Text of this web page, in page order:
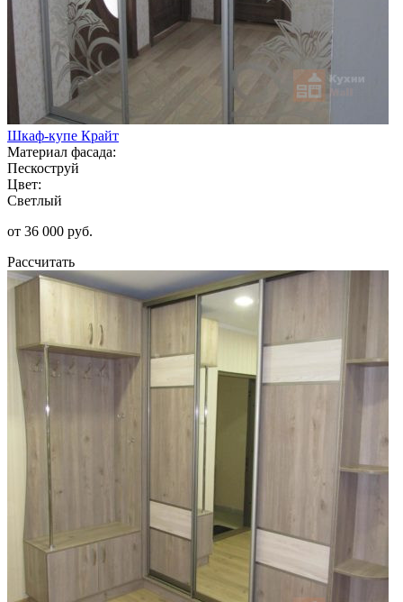
Шкаф-купе Крайт
Материал фасада:
Пескоструй
Цвет:
Светлый
от 36 000 руб.
Рассчитать